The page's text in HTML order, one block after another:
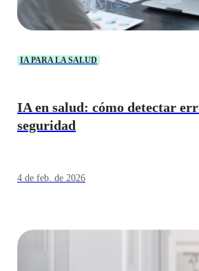
IA PARA LA SALUD
IA en salud: cómo detectar
seguridad
4 de feb. de 2026